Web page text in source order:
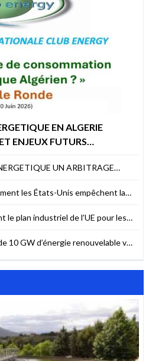
EN ALGERIE
ENJEUX FUTURS
UN ARBITRAGE
les États-Unis empêchent la
le plan industriel de l’UE pour les
10 GW d’énergie renouvelable va